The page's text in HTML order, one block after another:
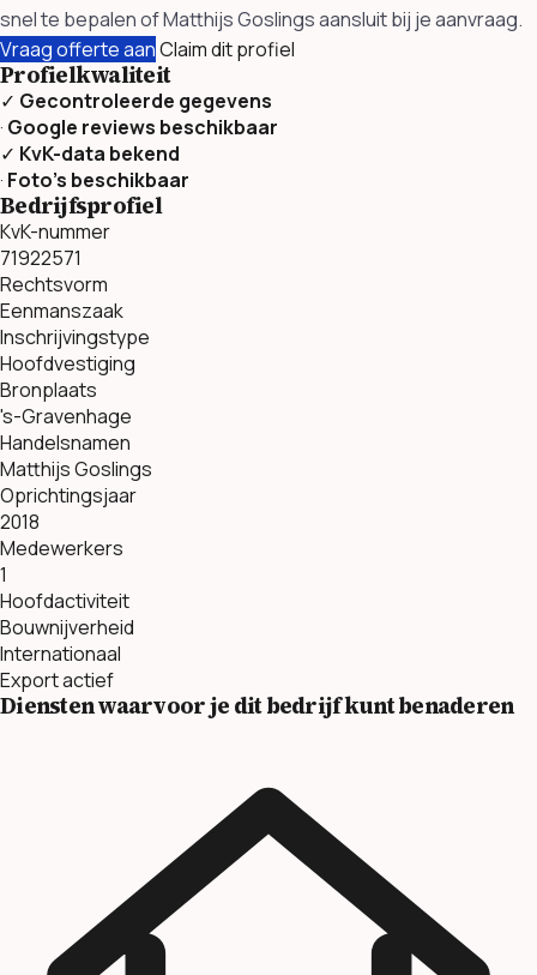
snel te bepalen of Matthijs Goslings aansluit bij je aanvraag.
Vraag offerte aanClaim dit profiel
Profielkwaliteit
✓ Gecontroleerde gegevens
· Google reviews beschikbaar
✓ KvK-data bekend
· Foto’s beschikbaar
Bedrijfsprofiel
KvK-nummer
71922571
Rechtsvorm
Eenmanszaak
Inschrijvingstype
Hoofdvestiging
Bronplaats
's-Gravenhage
Handelsnamen
Matthijs Goslings
Oprichtingsjaar
2018
Medewerkers
1
Hoofdactiviteit
Bouwnijverheid
Internationaal
Export actief
Diensten waarvoor je dit bedrijf kunt benaderen